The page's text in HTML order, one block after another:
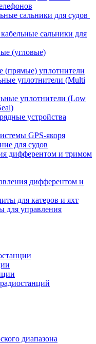
сальники для судов
сальники для
(угловые)
(прямые) уплотнители
уплотнители (Multi
уплотнители (Low
устройства
GPS-якоря
для судов
дифферентом и тримом
дифферентом и
для катеров и яхт
для управления
диапазона